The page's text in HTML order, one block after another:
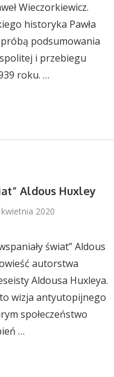
Wieczorkiewicz.
historyka Pawła
podsumowania
i przebiegu
roku. …
Aldous Huxley
2020
świat” Aldous
autorstwa
Aldousa Huxleya.
to wizja antyutopijnego
społeczeństwo
…